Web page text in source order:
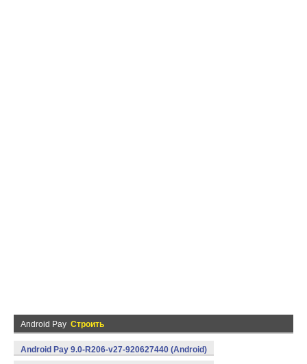
Android Pay Строить
Android Pay 9.0-R206-v27-920627440 (Android)